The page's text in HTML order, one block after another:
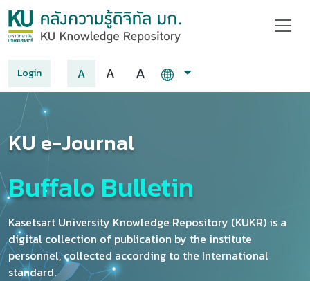
Login A A A
KU e-Journal
Buffalo Bulletin
Kasetsart University Knowledge Repository (KUKR) is a
digital collection of publication by the institute
personnel, collected according to the International
standard.